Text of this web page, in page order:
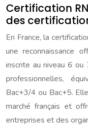
Certification
des
En France, la
une reconnaissance
inscrite au niveau 6
professionnelles,
Bac+3/4 ou Bac+5.
marché français et
entreprises et des